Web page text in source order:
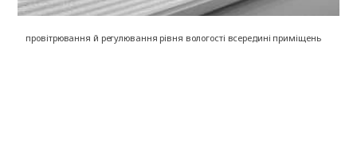
провітрювання й регулювання рівня вологості всередині приміщень